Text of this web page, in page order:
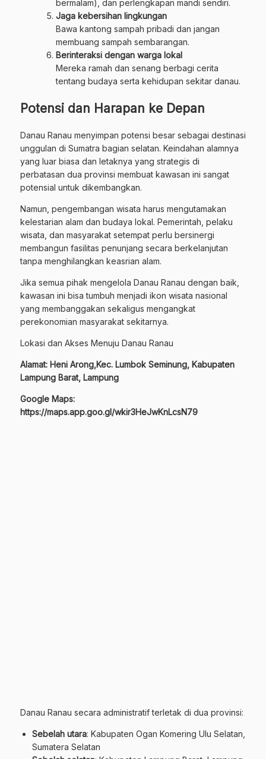
bermalam), dan perlengkapan mandi sendiri.
Jaga kebersihan lingkungan
Bawa kantong sampah pribadi dan jangan
membuang sampah sembarangan.
Berinteraksi dengan warga lokal
Mereka ramah dan senang berbagi cerita
tentang budaya serta kehidupan sekitar danau.
Potensi dan Harapan ke Depan
Danau Ranau menyimpan potensi besar sebagai destinasi
unggulan di Sumatra bagian selatan. Keindahan alamnya
yang luar biasa dan letaknya yang strategis di
perbatasan dua provinsi membuat kawasan ini sangat
potensial untuk dikembangkan.
Namun, pengembangan wisata harus mengutamakan
kelestarian alam dan budaya lokal. Pemerintah, pelaku
wisata, dan masyarakat setempat perlu bersinergi
membangun fasilitas penunjang secara berkelanjutan
tanpa menghilangkan keasrian alam.
Jika semua pihak mengelola Danau Ranau dengan baik,
kawasan ini bisa tumbuh menjadi ikon wisata nasional
yang membanggakan sekaligus mengangkat
perekonomian masyarakat sekitarnya.
Lokasi dan Akses Menuju Danau Ranau
Alamat: Heni Arong,Kec. Lumbok Seminung, Kabupaten
Lampung Barat, Lampung
Google Maps:
https://maps.app.goo.gl/wkir3HeJwKnLcsN79
Danau Ranau secara administratif terletak di dua provinsi:
Sebelah utara: Kabupaten Ogan Komering Ulu Selatan,
Sumatera Selatan